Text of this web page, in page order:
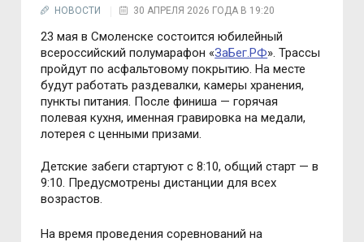
НОВОСТИ 30 АПРЕЛЯ 2026 ГОДА В 19:20
23 мая в Смоленске состоится юбилейный
всероссийский полумарафон «ЗаБег.РФ». Трассы
пройдут по асфальтовому покрытию. На месте
будут работать раздевалки, камеры хранения,
пункты питания. После финиша — горячая
полевая кухня, именная гравировка на медали,
лотерея с ценными призами.
Детские забеги стартуют с 8:10, общий старт — в
9:10. Предусмотрены дистанции для всех
возрастов.
На время проведения соревнований на